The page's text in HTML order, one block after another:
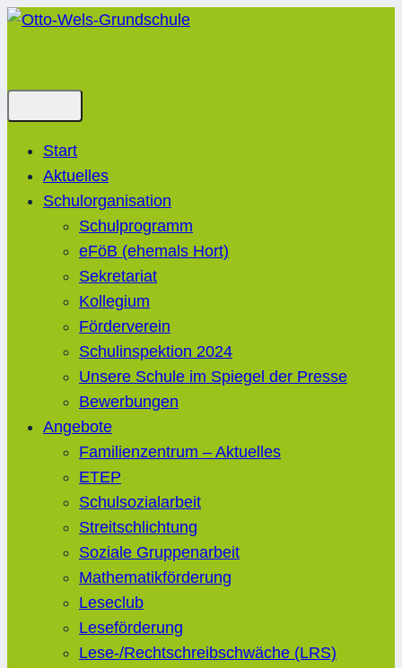
Zum
Start
Aktuelles
Schulorganisation
Schulprogramm
eFöB (ehemals Hort)
Sekretariat
Kollegium
Förderverein
Schulinspektion 2024
Unsere Schule im Spiegel der Presse
Bewerbungen
Angebote
Familienzentrum – Aktuelles
ETEP
Schulsozialarbeit
Streitschlichtung
Soziale Gruppenarbeit
Mathematikförderung
Leseclub
Leseförderung
Lese-/Rechtschreibschwäche (LRS)